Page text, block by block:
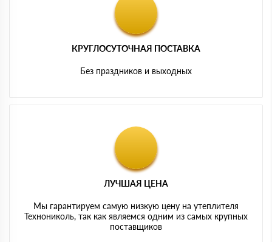
КРУГЛОСУТОЧНАЯ ПОСТАВКА
Без праздников и выходных
ЛУЧШАЯ ЦЕНА
Мы гарантируем самую низкую цену на утеплителя
Технониколь, так как являемся одним из самых крупных
поставщиков